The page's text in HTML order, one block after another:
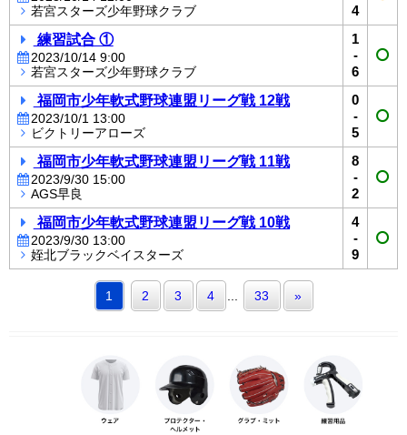
若宮スターズ少年野球クラブ
4
練習試合 ①
2023/10/14 9:00
若宮スターズ少年野球クラブ
1
-
6
福岡市少年軟式野球連盟リーグ戦 12戦
2023/10/1 13:00
ビクトリーアローズ
0
-
5
福岡市少年軟式野球連盟リーグ戦 11戦
2023/9/30 15:00
AGS早良
8
-
2
福岡市少年軟式野球連盟リーグ戦 10戦
2023/9/30 13:00
姪北ブラックベイスターズ
4
-
9
1 2 3 4 ... 33 »